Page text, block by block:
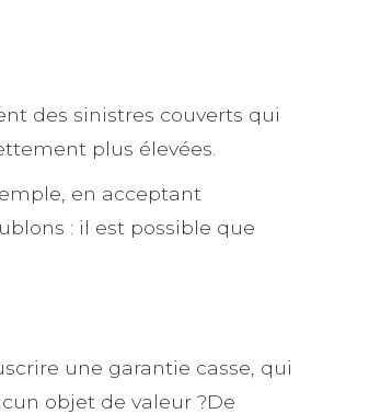
des sinistres couverts qui
plus élevées.
en acceptant
: il est possible que
une garantie casse, qui
objet de valeur ?De